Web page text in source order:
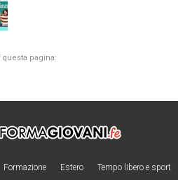
questa pagina:
Formazione Estero Tempo libero e sport